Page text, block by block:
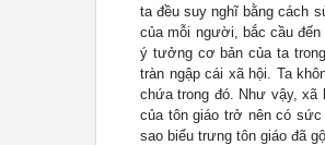
ta đều suy nghĩ bằng cách
của mỗi người, bắc cầu
ý tưởng cơ bản của ta
tràn ngập cái xã hội. Ta
chứa trong đó. Như vậy,
của tôn giáo trở nên có
sao biểu trưng tôn giáo đã